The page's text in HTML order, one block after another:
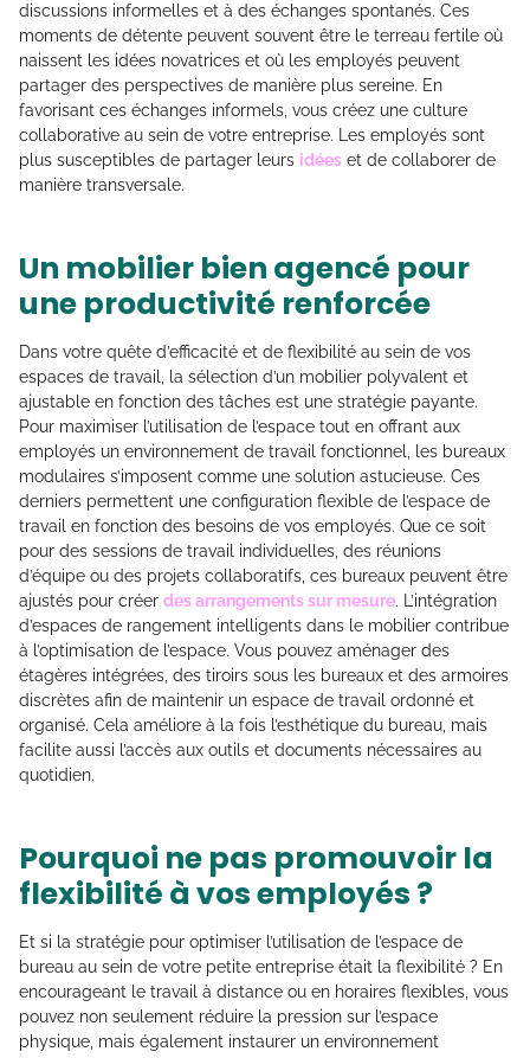
discussions informelles et à des échanges spontanés. Ces
moments de détente peuvent souvent être le terreau fertile où
naissent les idées novatrices et où les employés peuvent
partager des perspectives de manière plus sereine. En
favorisant ces échanges informels, vous créez une culture
collaborative au sein de votre entreprise. Les employés sont
plus susceptibles de partager leurs idées et de collaborer de
manière transversale.
Un mobilier bien agencé pour
une productivité renforcée
Dans votre quête d’efficacité et de flexibilité au sein de vos
espaces de travail, la sélection d’un mobilier polyvalent et
ajustable en fonction des tâches est une stratégie payante.
Pour maximiser l’utilisation de l’espace tout en offrant aux
employés un environnement de travail fonctionnel, les bureaux
modulaires s’imposent comme une solution astucieuse. Ces
derniers permettent une configuration flexible de l’espace de
travail en fonction des besoins de vos employés. Que ce soit
pour des sessions de travail individuelles, des réunions
d’équipe ou des projets collaboratifs, ces bureaux peuvent être
ajustés pour créer des arrangements sur mesure. L’intégration
d’espaces de rangement intelligents dans le mobilier contribue
à l’optimisation de l’espace. Vous pouvez aménager des
étagères intégrées, des tiroirs sous les bureaux et des armoires
discrètes afin de maintenir un espace de travail ordonné et
organisé. Cela améliore à la fois l’esthétique du bureau, mais
facilite aussi l’accès aux outils et documents nécessaires au
quotidien.
Pourquoi ne pas promouvoir la
flexibilité à vos employés ?
Et si la stratégie pour optimiser l’utilisation de l’espace de
bureau au sein de votre petite entreprise était la flexibilité ? En
encourageant le travail à distance ou en horaires flexibles, vous
pouvez non seulement réduire la pression sur l’espace
physique, mais également instaurer un environnement